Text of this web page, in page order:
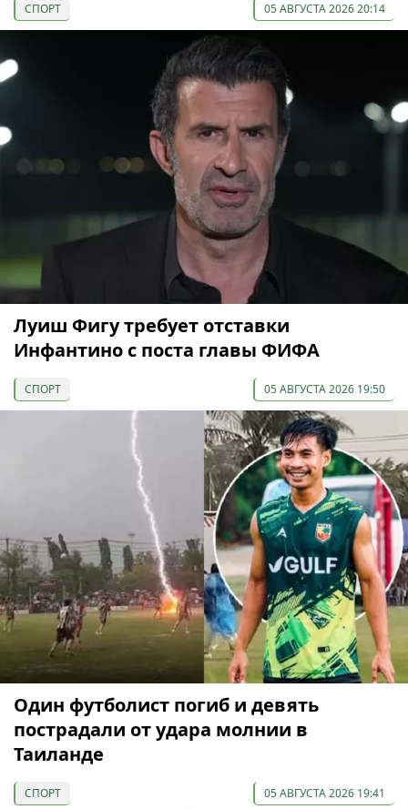
СПОРТ 05 АВГУСТА 2026 20:14
Луиш Фигу требует отставки
Инфантино с поста главы ФИФА
СПОРТ 05 АВГУСТА 2026 19:50
Один футболист погиб и девять
пострадали от удара молнии в
Таиланде
СПОРТ 05 АВГУСТА 2026 19:41